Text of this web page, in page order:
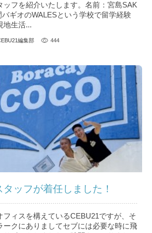
ッフを紹介いたします。名前：宮島SAK
バギオのWALESという学校で留学経験
地生活...
編集部 444
ッフが着任しました！
フィスを構えているCEBU21ですが、そ
ークにありましてセブには必要な時に飛